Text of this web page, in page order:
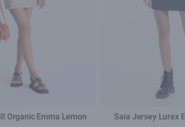
Organic Emma Lemon Saia Jersey Lurex